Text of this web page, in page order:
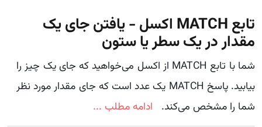
تابع MATCH اکسل - یافتن جای یک
مقدار در یک سطر یا ستون
شما با تابع MATCH از اکسل می‌خواهید که جای یک چیز را
بیابید. پاسخ MATCH یک عدد است که جای مقدار مورد نظر
شما را مشخص می‌کند.
ادامه مطلب ...